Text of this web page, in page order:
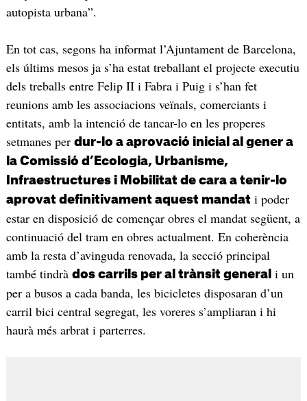
autopista urbana”.
En tot cas, segons ha informat l’Ajuntament de Barcelona,
els últims mesos ja s’ha estat treballant el projecte executiu
dels treballs entre Felip II i Fabra i Puig i s’han fet
reunions amb les associacions veïnals, comerciants i
entitats, amb la intenció de tancar-lo en les properes
setmanes per dur-lo a aprovació inicial al gener a
la Comissió d’Ecologia, Urbanisme,
Infraestructures i Mobilitat de cara a tenir-lo
aprovat definitivament aquest mandati poder
estar en disposició de començar obres el mandat següent, a
continuació del tram en obres actualment. En coherència
amb la resta d’avinguda renovada, la secció principal
també tindrà dos carrils per al trànsit general i un
per a busos a cada banda, les bicicletes disposaran d’un
carril bici central segregat, les voreres s’ampliaran i hi
haurà més arbrat i parterres.